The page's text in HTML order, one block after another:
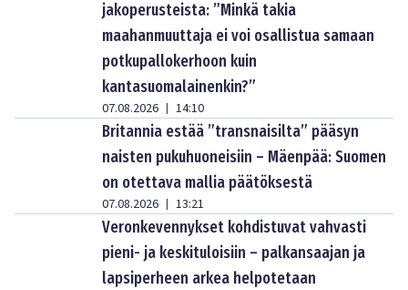
jakoperusteista: ”Minkä takia
maahanmuuttaja ei voi osallistua samaan
potkupallokerhoon kuin
kantasuomalainenkin?”
07.08.2026 | 14:10
Britannia estää ”transnaisilta” pääsyn
naisten pukuhuoneisiin – Mäenpää: Suomen
on otettava mallia päätöksestä
07.08.2026 | 13:21
Veronkevennykset kohdistuvat vahvasti
pieni- ja keskituloisiin – palkansaajan ja
lapsiperheen arkea helpotetaan